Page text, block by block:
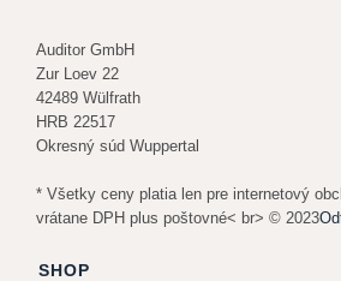
Auditor GmbH
Zur Loev 22
42489 Wülfrath
HRB 22517
Okresný súd Wuppertal
* Všetky ceny platia len pre internetový
vrátane DPH plus poštovné< br> © 2023
SHOP